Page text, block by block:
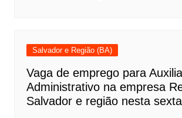
Salvador e Região (BA)
Vaga de emprego para
Administrativo na empresa
Salvador e região nesta